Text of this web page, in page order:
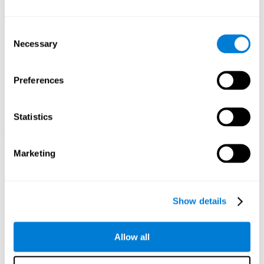
Selection
Necessary
Preferences
Statistics
Marketing
Show details
Allow all
Projeção gráfica orientativa de redes neuronais após 3 semanas.
tende a eliminar conexões não utilizadas. Desse modo, se uma
habilidade cognitiva não for usada normalmente, o cérebro não
tornando-se cada vez mais fraco. Isso torna-nos menos capazes